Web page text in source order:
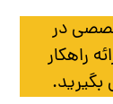
در
راهکار
بگیرید.